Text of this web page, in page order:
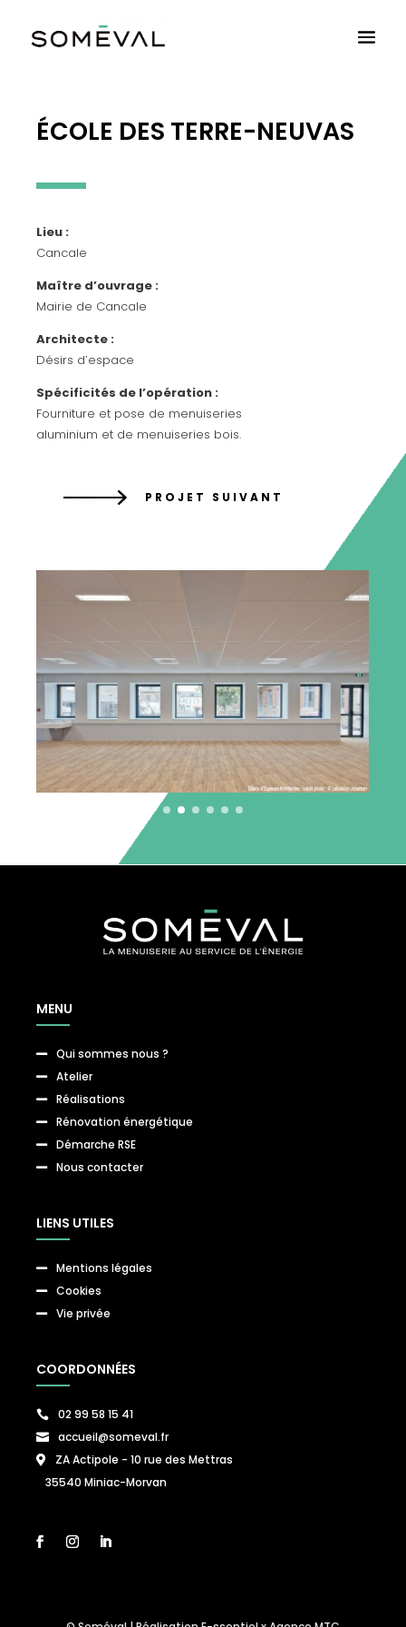
ÉCOLE DES TERRE-NEUVAS
Lieu :
Cancale
Maître d’ouvrage :
Mairie de Cancale
Architecte :
Désirs d’espace
Spécificités de l’opération :
Fourniture et pose de menuiseries
aluminium et de menuiseries bois.
PROJET SUIVANT
MENU
 Qui sommes nous ?
 Atelier
 Réalisations
 Rénovation énergétique
 Démarche RSE
 Nous contacter
LIENS UTILES
 Mentions légales
 Cookies
 Vie privée
COORDONNÉES
 02 99 58 15 41
 accueil@someval.fr

ZA Actipole - 10 rue des Mettras
35540 Miniac-Morvan